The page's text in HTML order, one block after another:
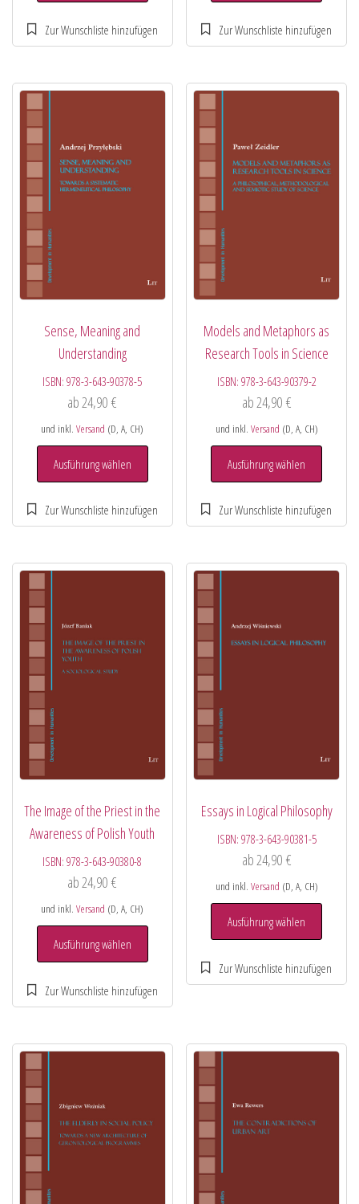
Sense, Meaning and
Understanding
ISBN:978-3-643-90378-5
ab24,90€
und inkl.Versand (D, A, CH)
Ausführung wählen
Models and Metaphors as
Research Tools in Science
ISBN: 978-3-643-90379-2
ab24,90 €
und inkl. Versand (D, A, CH)
Ausführung wählen
The Image of the Priest in the
Awareness of Polish Youth
ISBN:978-3-643-90380-8
ab24,90€
und inkl.Versand (D, A, CH)
Ausführung wählen
Essays in Logical Philosophy
ISBN: 978-3-643-90381-5
ab24,90 €
und inkl. Versand (D, A, CH)
Ausführung wählen